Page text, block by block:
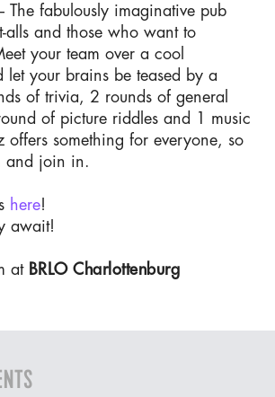
The fabulously imaginative pub
alls and those who want to
your team over a cool
your brains be teased by a
of trivia, 2 rounds of general
of picture riddles and 1 music
offers something for everyone, so
and join in.
here!
await!
at BRLO Charlottenburg